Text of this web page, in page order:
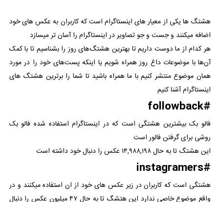
هشتگ ها یکی از معیار های اینستاگرام است که کاربران به عکس های خود
اضافه میکنند و جست و جو تصاویر در اینستاگرام را آسان تر میسازد
هر کدام از ما دوست داریم تا بهترین هشتگ‌های روز را بشناسیم تا با کمک
آن‌ها با موضوعات داغ روز همراه شویم یا اینکه پست‌های خود را در مورد
همان موضوع منتشر کنیم با ما همراه باشید تا شما را برترین هشتگ های
اینستاگرام آشنا کنیم
#followback
فالو بک بیشترین هشتگی است که در اینستاگرام استفاده شده فالو بک
روشی برای گرفتن فالور است
این هشتگ تا به حال ۱۴,۹۸۸,۱۹۸ عکس را دنبال خود داشته است
#instagramers
هشتگی است که کاربران در زیر عکس های خود از ان استفاده میکنند و در
واقع موضوع خاصی ندارد این هتشگ تا به حال ۴۷ میلیون عکس را دنبال